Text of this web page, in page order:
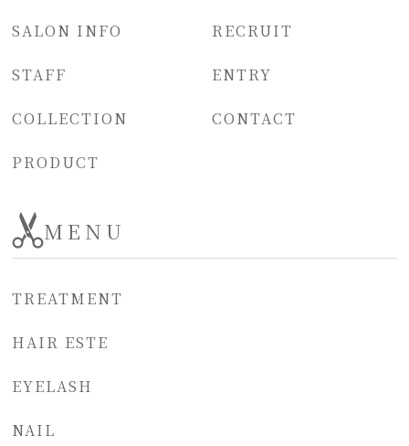
SALON INFO
STAFF
COLLECTION
PRODUCT
RECRUIT
ENTRY
CONTACT
MENU
TREATMENT
HAIR ESTE
EYELASH
NAIL